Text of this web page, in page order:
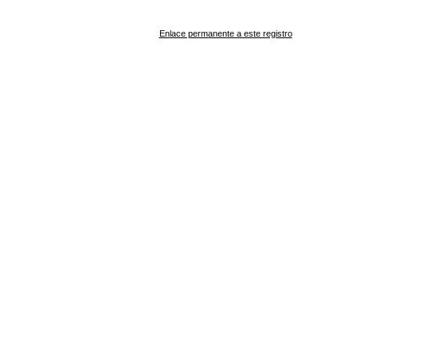
Enlace permanente a este registro